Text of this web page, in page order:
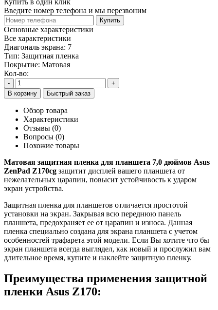
Введите номер телефона и мы перезвоним
Купить
Основные характеристики
Все характеристики
Диагональ экрана: 7
Тип: Защитная пленка
Покрытие: Матовая
Кол-во:
-
+
В корзину
Быстрый заказ
Обзор товара
Характеристики
Отзывы (0)
Вопросы (0)
Похожие товары
Матовая защитная пленка для планшета 7,0 дюймов Asus
ZenPad Z170cg защитит дисплей вашего планшета от
нежелательных царапин, повысит устойчивость к ударом
экран устройства.
Защитная пленка для планшетов отличается простотой
установки на экран. Закрывая всю переднюю панель
планшета, предохраняет ее от царапин и износа. Данная
пленка специально создана для экрана планшета с учетом
особенностей трафарета этой модели. Если Вы хотите что бы
экран планшета всегда выглядел, как новый и прослужил вам
длительное время, купите и наклейте защитную пленку.
Преимущества применения защитной
пленки Asus Z170: